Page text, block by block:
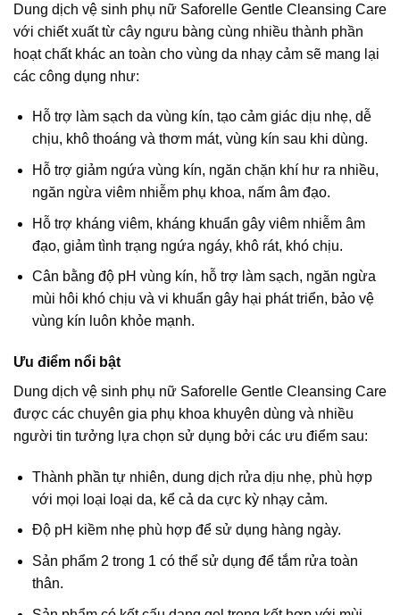
Dung dịch vệ sinh phụ nữ Saforelle Gentle Cleansing Care
với chiết xuất từ cây ngưu bàng cùng nhiều thành phần
hoạt chất khác an toàn cho vùng da nhạy cảm sẽ mang lại
các công dụng như:
Hỗ trợ làm sạch da vùng kín, tạo cảm giác dịu nhẹ, dễ
chịu, khô thoáng và thơm mát, vùng kín sau khi dùng.
Hỗ trợ giảm ngứa vùng kín, ngăn chặn khí hư ra nhiều,
ngăn ngừa viêm nhiễm phụ khoa, nấm âm đạo.
Hỗ trợ kháng viêm, kháng khuẩn gây viêm nhiễm âm
đạo, giảm tình trạng ngứa ngáy, khô rát, khó chịu.
Cân bằng độ pH vùng kín, hỗ trợ làm sạch, ngăn ngừa
mùi hôi khó chịu và vi khuẩn gây hại phát triển, bảo vệ
vùng kín luôn khỏe mạnh.
Ưu điểm nổi bật
Dung dịch vệ sinh phụ nữ Saforelle Gentle Cleansing Care
được các chuyên gia phụ khoa khuyên dùng và nhiều
người tin tưởng lựa chọn sử dụng bởi các ưu điểm sau:
Thành phần tự nhiên, dung dịch rửa dịu nhẹ, phù hợp
với mọi loại loại da, kể cả da cực kỳ nhạy cảm.
Độ pH kiềm nhẹ phù hợp để sử dụng hàng ngày.
Sản phẩm 2 trong 1 có thể sử dụng để tắm rửa toàn
thân.